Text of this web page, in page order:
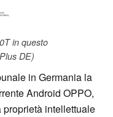
in questo
DE)
in Germania la
Android OPPO,
intellettuale